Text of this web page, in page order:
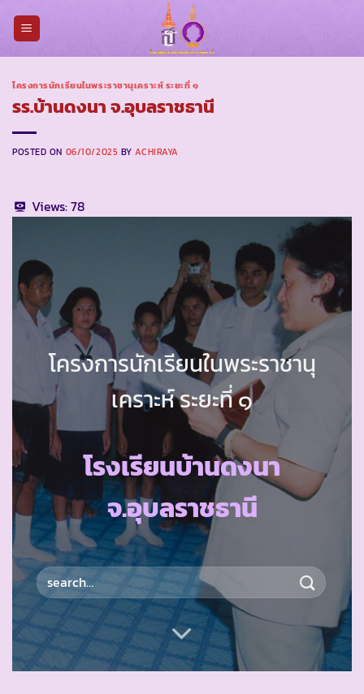
โครงการนักเรียนในพระราชานุเคราะห์ ระยะที่ ๑
รร.บ้านดงนา จ.อุบลราชธานี
POSTED ON 06/10/2025 BYACHIRAYA
Views:78
โครงการนักเรียนในพระราชานุ
เคราะห์ ระยะที่ ๑
โรงเรียนบ้านดงนา
จ.อุบลราชธานี